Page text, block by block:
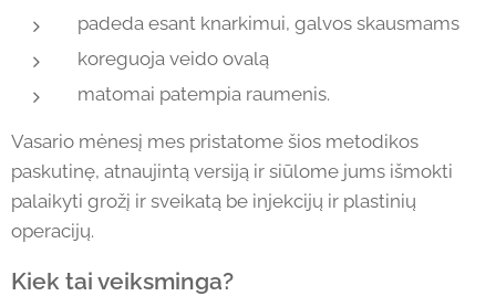
padeda esant knarkimui, galvos skausmams
koreguoja veido ovalą
matomai patempia raumenis.
Vasario mėnesį mes pristatome šios metodikos
paskutinę, atnaujintą versiją ir siūlome jums išmokti
palaikyti grožį ir sveikatą be injekcijų ir plastinių
operacijų.
Kiek tai veiksminga?